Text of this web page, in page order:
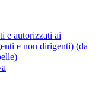
e autorizzati ai
e non dirigenti) (da